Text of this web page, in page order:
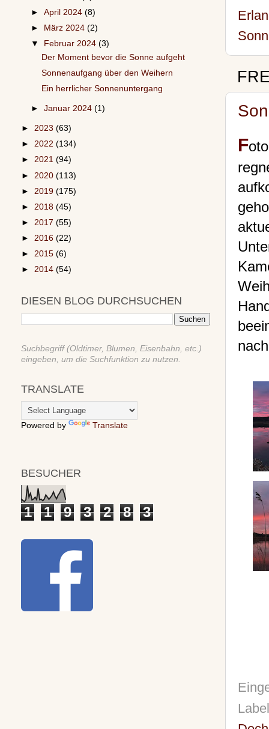
F
►April 2024(8)
►
März 2024(2)
▼
Februar 2024(3)
Der Moment bevor die Sonne aufgeht
Sonnenaufgang über den Weihern
Ein herrlicher Sonnenuntergang
►Januar 2024(1)
► 2023 (63)
► 2022 (134)
► 2021 (94)
► 2020 (113)
► 2019 (175)
► 2018 (45)
► 2017 (55)
► 2016 (22)
► 2015 (6)
► 2014 (54)
DIESEN BLOG DURCHSUCHEN
Suchbegriff (Oldtimer, Blumen, Eisenbahn, etc.)
eingeben, um die Suchfunktion zu nutzen.
TRANSLATE
Powered by Translate
BESUCHER
1 1 9 3 2 8 3